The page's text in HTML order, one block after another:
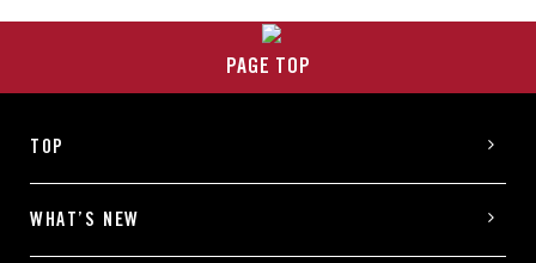
PAGE TOP
TOP
WHAT’S NEW